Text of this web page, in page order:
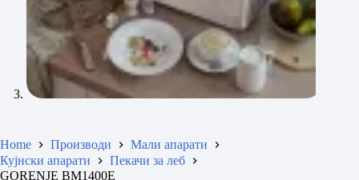
Home Производи
Мали апарати
Кујнски апарати
Пекачи за леб
GORENJE BM1400E